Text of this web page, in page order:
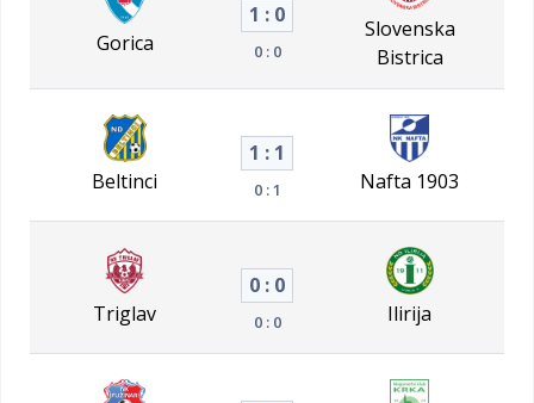
Gorica
1 : 0
0 : 0
Slovenska
Bistrica
Beltinci
1 : 1
0 : 1 Nafta 1903
Triglav
0 : 0
0 : 0 Ilirija